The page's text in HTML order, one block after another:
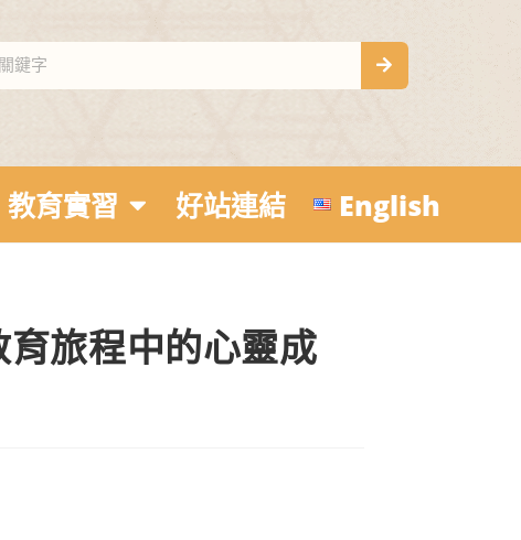
教育實習 好站連結 English
旅程中的心靈成